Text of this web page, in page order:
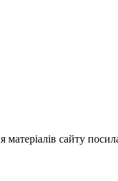
матеріалів сайту